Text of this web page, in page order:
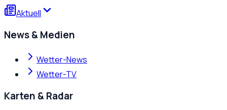
Aktuell
News & Medien
Wetter-News
Wetter-TV
Karten & Radar